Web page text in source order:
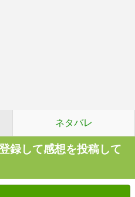
ネタバレ
録して感想を投稿して